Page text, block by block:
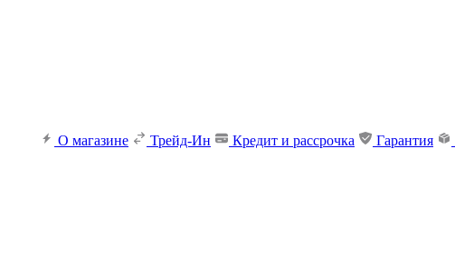
О магазине Трейд-Ин Кредит и рассрочка Гарантия